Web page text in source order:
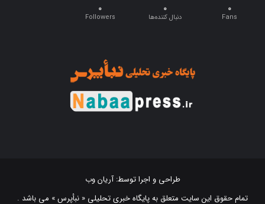
تمام حقوق این سایت متعلق به پایگاه خبری تحلیلی « نبأپرس » می باشد .